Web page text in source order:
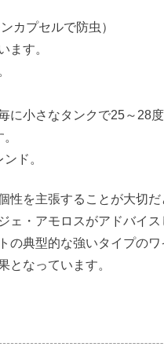
カプセルで防虫）
ます。
に小さなタンクで25～28
ド。
を主張することが大切だ
ェ・アモロスがアドバイ
の典型的な強いタイプの
となっています。